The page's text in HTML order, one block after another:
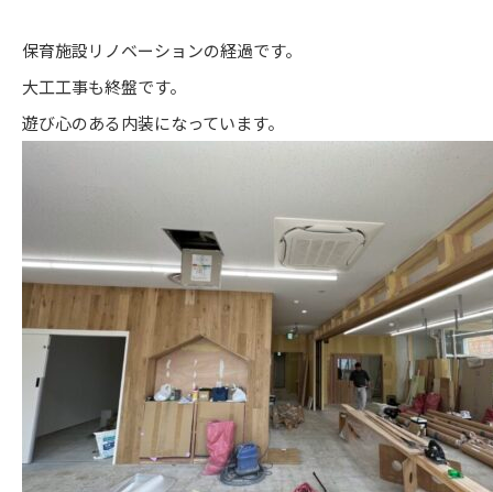
保育施設リノベーションの経過です。
大工工事も終盤です。
遊び心のある内装になっています。